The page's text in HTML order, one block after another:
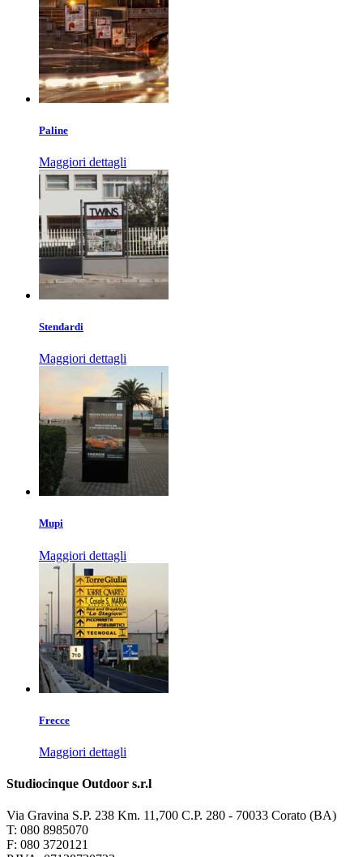
Paline
Maggiori dettagli
Stendardi
Maggiori dettagli
Mupi
Maggiori dettagli
Frecce
Maggiori dettagli
Studiocinque Outdoor s.r.l
Via Gravina S.P. 238 Km. 11,700 C.P. 280 - 70033 Corato (BA)
T: 080 8985070
F: 080 3720121